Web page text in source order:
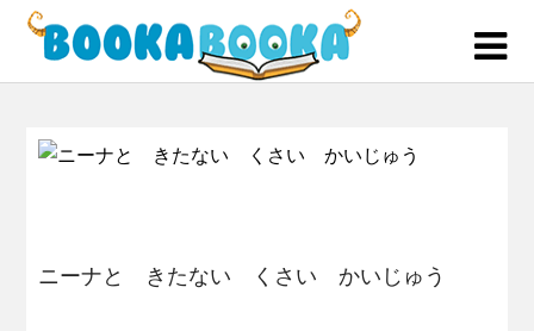
Skip
ニーナと きたない くさい かいじゅう